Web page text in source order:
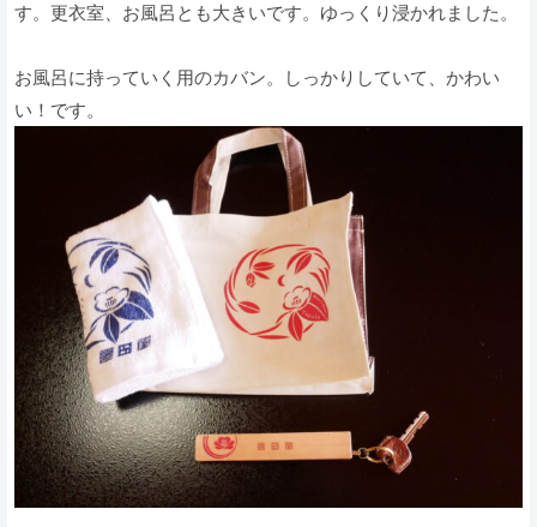
す。更衣室、お風呂とも大きいです。ゆっくり浸かれました。
お風呂に持っていく用のカバン。しっかりしていて、かわい
い！です。